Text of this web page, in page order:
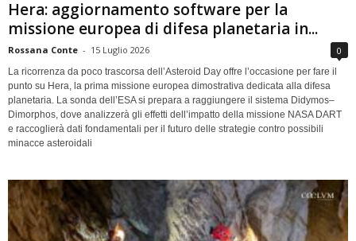
Hera: aggiornamento software per la
missione europea di difesa planetaria in...
Rossana Conte - 15 Luglio 2026 0
La ricorrenza da poco trascorsa dell’Asteroid Day offre l’occasione per fare il
punto su Hera, la prima missione europea dimostrativa dedicata alla difesa
planetaria. La sonda dell’ESA si prepara a raggiungere il sistema Didymos–
Dimorphos, dove analizzerà gli effetti dell’impatto della missione NASA DART
e raccoglierà dati fondamentali per il futuro delle strategie contro possibili
minacce asteroidali